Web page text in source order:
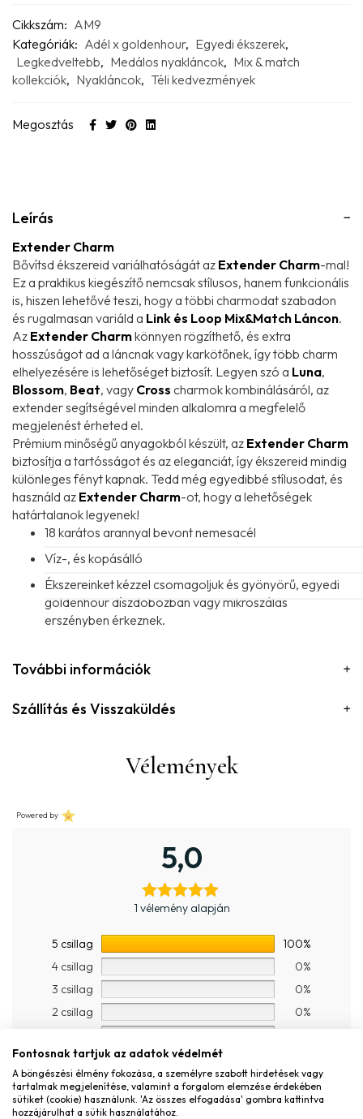
Cikkszám: AM9
Kategóriák: Adél x goldenhour, Egyedi ékszerek,
Legkedveltebb, Medálos nyakláncok, Mix & match
kollekciók, Nyakláncok, Téli kedvezmények
Megosztás
Leírás
Extender Charm
Bővítsd ékszereid variálhatóságát az Extender Charm-mal!
Ez a praktikus kiegészítő nemcsak stílusos, hanem funkcionális
is, hiszen lehetővé teszi, hogy a többi charmodat szabadon
és rugalmasan variáld a Link és Loop Mix&Match Láncon.
Az Extender Charmkönnyen rögzíthető, és extra
hosszúságot ad a láncnak vagy karkötőnek, így több charm
elhelyezésére is lehetőséget biztosít. Legyen szó a Luna,
Blossom, Beat, vagy Cross charmok kombinálásáról, az
extender segítségével minden alkalomra a megfelelő
megjelenést érheted el.
Prémium minőségű anyagokból készült, az Extender Charm
biztosítja a tartósságot és az eleganciát, így ékszereid mindig
különleges fényt kapnak. Tedd még egyedibbé stílusodat, és
használd az Extender Charm-ot, hogy a lehetőségek
határtalanok legyenek!
18 karátos arannyal bevont nemesacél
Víz-, és kopásálló
Ékszereinket kézzel csomagoljuk és gyönyörű, egyedi
goldenhour díszdobozban vagy mikroszálas
erszényben érkeznek.
További információk
Szállítás és Visszaküldés
Vélemények
Powered by
5,0
1 vélemény alapján
5 csillag
100%
4 csillag
0%
3 csillag
0%
2 csillag
0%
J
Júlia(megerősített tulajdonos) –2025.03.04.
Fontosnak tartjuk az adatok védelmét
A böngészési élmény fokozása, a személyre szabott hirdetések vagy
tartalmak megjelenítése, valamint a forgalom elemzése érdekében
sütiket (cookie) használunk. 'Az összes elfogadása' gombra kattintva
hozzájárulhat a sütik használatához.